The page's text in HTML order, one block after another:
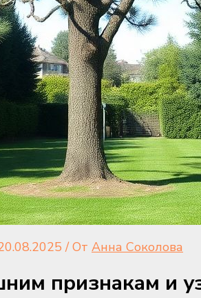
/ От Анна Соколова
признакам и